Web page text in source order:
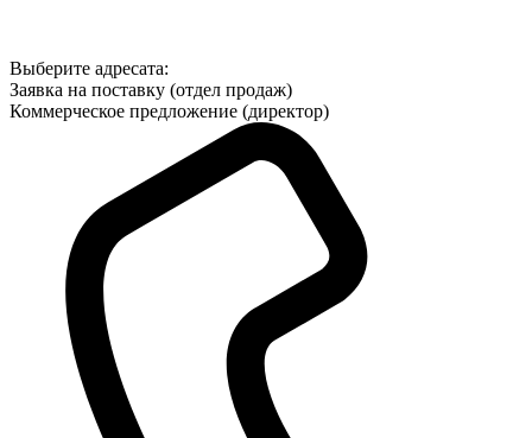
Выберите адресата:
Заявка на поставку (отдел продаж)
Коммерческое предложение (директор)